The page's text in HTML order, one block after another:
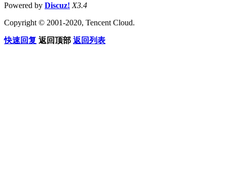
Powered by Discuz! X3.4
Copyright © 2001-2020, Tencent Cloud.
快速回复 返回顶部 返回列表